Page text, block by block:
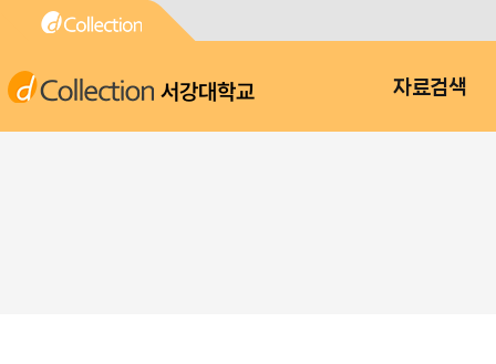
서강대학교 자료검색